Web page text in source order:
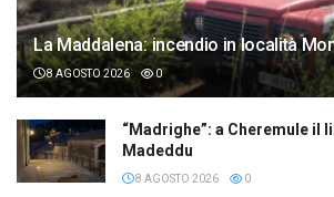
La Maddalena: incendio in località
8 AGOSTO 2026 0
“Madrighe”: a Cheremule il
Madeddu
8 AGOSTO 2026 0